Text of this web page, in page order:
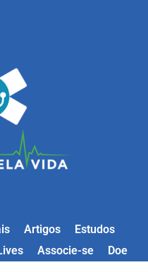
Artigos
Estudos
Associe-se Doe